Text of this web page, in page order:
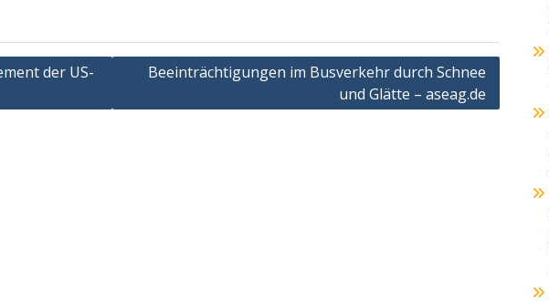
der US-
Beeinträchtigungen im Busverkehr durch Schnee
und Glätte – aseag.de